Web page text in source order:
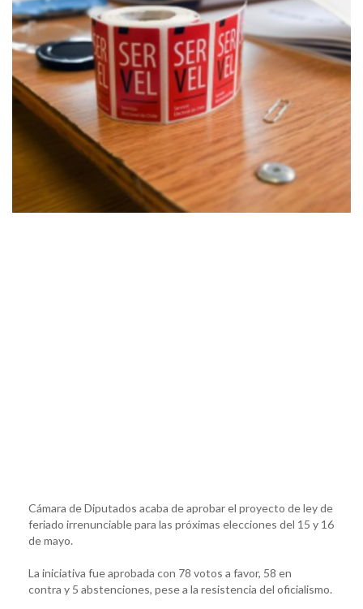
Cámara de Diputados acaba de aprobar el proyecto de ley de
feriado irrenunciable para las próximas elecciones del 15 y 16
de mayo.
La iniciativa fue aprobada con 78 votos a favor, 58 en
contra y 5 abstenciones, pese a la resistencia del oficialismo.